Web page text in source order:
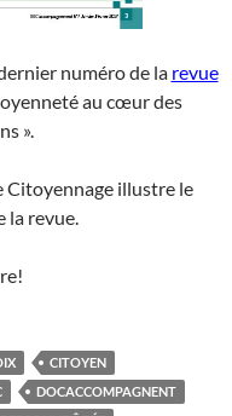
numéro de la revue
au cœur des
».
Citoyennage illustre le
la revue.
CITOYEN
DOCACCOMPAGNENT